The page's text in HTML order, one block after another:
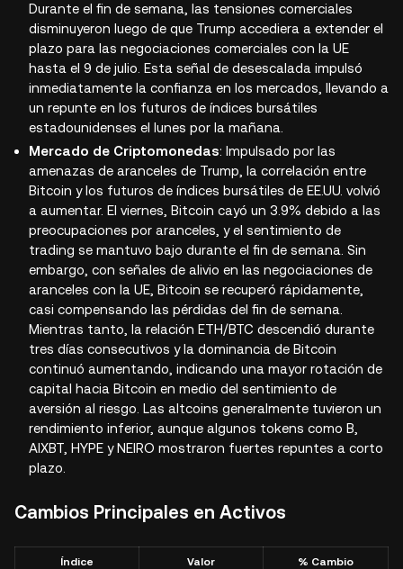
Durante el fin de semana, las tensiones comerciales
disminuyeron luego de que Trump accediera a extender el
plazo para las negociaciones comerciales con la UE
hasta el 9 de julio. Esta señal de desescalada impulsó
inmediatamente la confianza en los mercados, llevando a
un repunte en los futuros de índices bursátiles
estadounidenses el lunes por la mañana.
Mercado de Criptomonedas: Impulsado por las
amenazas de aranceles de Trump, la correlación entre
Bitcoin y los futuros de índices bursátiles de EE.UU. volvió
a aumentar. El viernes, Bitcoin cayó un 3.9% debido a las
preocupaciones por aranceles, y el sentimiento de
trading se mantuvo bajo durante el fin de semana. Sin
embargo, con señales de alivio en las negociaciones de
aranceles con la UE, Bitcoin se recuperó rápidamente,
casi compensando las pérdidas del fin de semana.
Mientras tanto, la relación ETH/BTC descendió durante
tres días consecutivos y la dominancia de Bitcoin
continuó aumentando, indicando una mayor rotación de
capital hacia Bitcoin en medio del sentimiento de
aversión al riesgo. Las altcoins generalmente tuvieron un
rendimiento inferior, aunque algunos tokens como B,
AIXBT, HYPE y NEIRO mostraron fuertes repuntes a corto
plazo.
Cambios Principales en Activos
Índice Valor % Cambio